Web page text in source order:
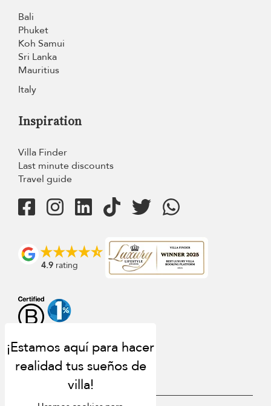
Bali
Phuket
Koh Samui
Sri Lanka
Mauritius
Italy
Inspiration
Villa Finder
Last minute discounts
Travel guide
4.9 rating